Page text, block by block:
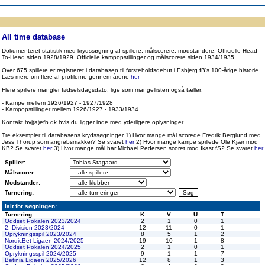
All time database
Dokumenteret statistik med krydssøgning af spillere, målscorere, modstandere. Officielle Head-
To-Head siden 1928/1929. Officielle kampopstillinger og målscorere siden 1934/1935.
Over 675 spillere er registreret i databasen til førsteholdsdebut i Esbjerg fB's 100-årige historie.
Læs mere om flere af profilerne gennem årene her
Flere spillere mangler fødselsdagsdato, lige som mangellisten også tæller:
- Kampe mellem 1926/1927 - 1927/1928
- Kampopstillinger mellem 1926/1927 - 1933/1934
Kontakt hvj(a)efb.dk hvis du ligger inde med yderligere oplysninger.
Tre eksempler til databasens krydssøgninger 1) Hvor mange mål scorede Fredrik Berglund med
Jess Thorup som angrebsmakker? Se svaret her2) Hvor mange kampe spillede Ole Kjær mod
KB? Se svaret her3) Hvor mange mål har Michael Pedersen scoret mod Ikast fS? Se svaret her
Spiller:
Målscorer:
Modstander:
Turnering:
Ialt for søgningen:
Turnering:
K V U
T
Oddset Pokalen 2023/2024
2 1 0
1
2. Division 2023/2024
12 11 0
1
Oprykningsspil 2023/2024
8 5 1
2
NordicBet Ligaen 2024/2025
19 10 1
8
Oddset Pokalen 2024/2025
2 1 0
1
Oprykningsspil 2024/2025
9 1 1
7
Betinia Ligaen 2025/2026
12 8 1
3